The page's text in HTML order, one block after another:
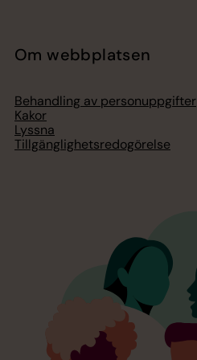
Om webbplatsen
Behandling av personuppgifter
Kakor
Lyssna
Tillgänglighetsredogörelse